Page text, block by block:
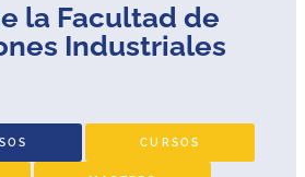
la Facultad de
Industriales
CURSOS